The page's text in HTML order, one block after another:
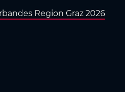
Region Graz 2026